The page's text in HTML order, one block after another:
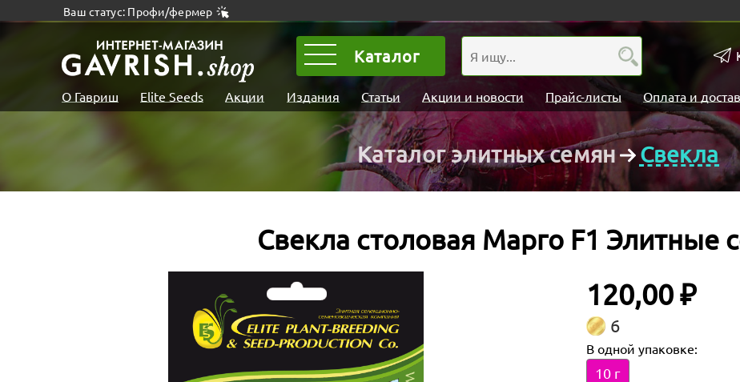
Ваш статус: Профи/фермер
Каталог
О Гавриш Elite Seeds Акции Издания Статьи Акции и новости Прайс-листы Оплата и
Каталог элитных семян Свекла
Свекла столовая Марго F1 Элитные
120,00 ₽
6
В одной упаковке:
10 г